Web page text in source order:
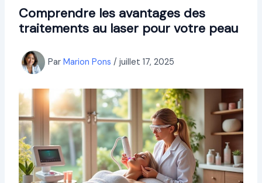
Comprendre les avantages des
traitements au laser pour votre peau
Par Marion Pons / juillet 17, 2025